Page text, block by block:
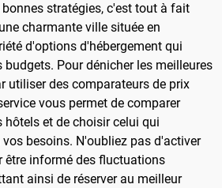
stratégies, c'est tout à fait
charmante ville située en
d'options d'hébergement qui
Pour dénicher les meilleures
utiliser des comparateurs de prix
vous permet de comparer
et de choisir celui qui
besoins. N'oubliez pas d'activer
être informé des fluctuations
ainsi de réserver au meilleur